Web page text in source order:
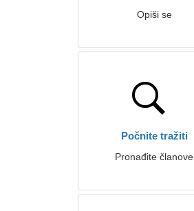
Opiši se
Počnite tražiti
Pronađite članove